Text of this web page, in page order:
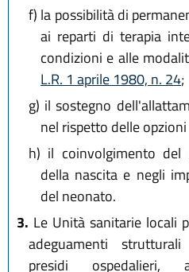
f) la possibilità di
ai reparti di terapia
condizioni e alle
L.R. 1 aprile 1980, n. 24;
g) il sostegno
nel rispetto delle
h) il coinvolgimento del
della nascita e negli
del neonato.
3. Le Unità sanitarie locali
adeguamenti
presidi ospedalieri,